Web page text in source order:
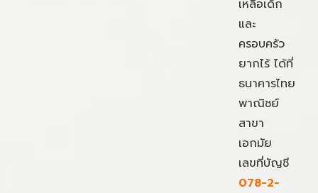
เหลือเด็ก
และ
ครอบครัว
ยากไร้ ได้ที่
ธนาคารไทย
พาณิชย์
สาขา
เอกมัย
เลขที่บัญชี
078-2-